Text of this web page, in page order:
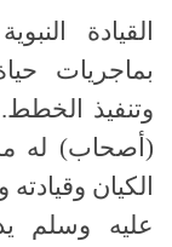
القيادة
بماجريات
وتنفيذ الخطط.
(أصحاب) له
الكيان
عليه وسلم